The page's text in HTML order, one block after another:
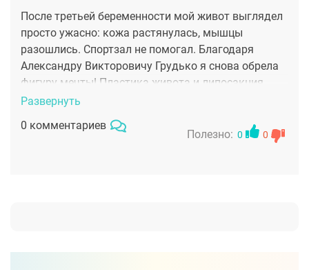
После третьей беременности мой живот выглядел
просто ужасно: кожа растянулась, мышцы
разошлись. Спортзал не помогал. Благодаря
Александру Викторовичу Грудько я снова обрела
фигуру мечты! Пластика живота и липосакция
талии дали невероятный результат. Теперь у меня
невероятно женственной и уверенной. Александр
Развернуть
0 комментариев
Полезно: 0 0